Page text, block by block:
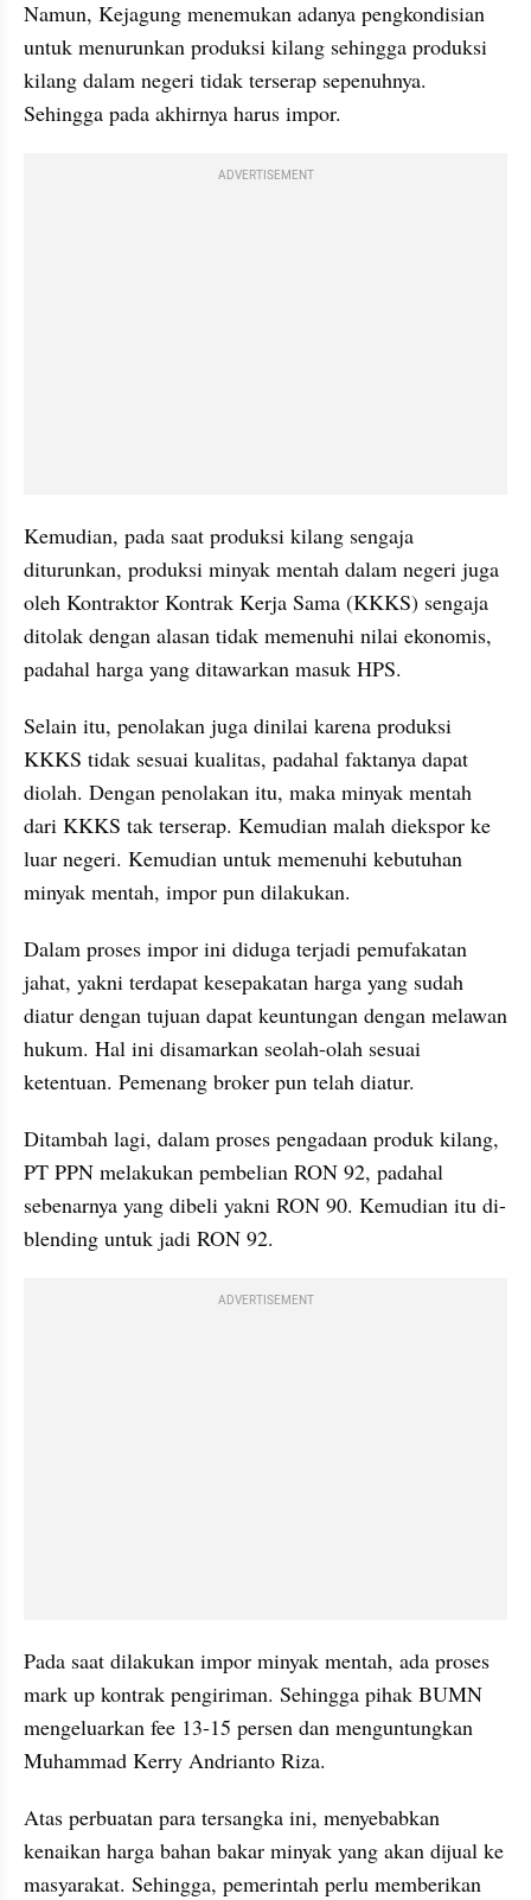
Namun, Kejagung menemukan adanya pengkondisian
untuk menurunkan produksi kilang sehingga produksi
kilang dalam negeri tidak terserap sepenuhnya.
Sehingga pada akhirnya harus impor.
ADVERTISEMENT
Kemudian, pada saat produksi kilang sengaja
diturunkan, produksi minyak mentah dalam negeri juga
oleh Kontraktor Kontrak Kerja Sama (KKKS) sengaja
ditolak dengan alasan tidak memenuhi nilai ekonomis,
padahal harga yang ditawarkan masuk HPS.
Selain itu, penolakan juga dinilai karena produksi
KKKS tidak sesuai kualitas, padahal faktanya dapat
diolah. Dengan penolakan itu, maka minyak mentah
dari KKKS tak terserap. Kemudian malah diekspor ke
luar negeri. Kemudian untuk memenuhi kebutuhan
minyak mentah, impor pun dilakukan.
Dalam proses impor ini diduga terjadi pemufakatan
jahat, yakni terdapat kesepakatan harga yang sudah
diatur dengan tujuan dapat keuntungan dengan melawan
hukum. Hal ini disamarkan seolah-olah sesuai
ketentuan. Pemenang broker pun telah diatur.
Ditambah lagi, dalam proses pengadaan produk kilang,
PT PPN melakukan pembelian RON 92, padahal
sebenarnya yang dibeli yakni RON 90. Kemudian itu di-
blending untuk jadi RON 92.
ADVERTISEMENT
Pada saat dilakukan impor minyak mentah, ada proses
mark up kontrak pengiriman. Sehingga pihak BUMN
mengeluarkan fee 13-15 persen dan menguntungkan
Muhammad Kerry Andrianto Riza.
Atas perbuatan para tersangka ini, menyebabkan
kenaikan harga bahan bakar minyak yang akan dijual ke
masyarakat. Sehingga, pemerintah perlu memberikan